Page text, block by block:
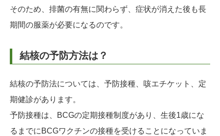
そのため、排菌の有無に関わらず、症状が消えた後も長
期間の服薬が必要になるのです。
結核の予防方法は？
結核の予防法については、予防接種、咳エチケット、定
期健診があります。
予防接種は、BCGの定期接種制度があり、生後1歳にな
るまでにBCGワクチンの接種を受けることになっていま